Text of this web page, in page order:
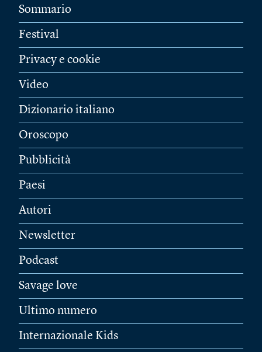
Sommario
Festival
Privacy e cookie
Video
Dizionario italiano
Oroscopo
Pubblicità
Paesi
Autori
Newsletter
Podcast
Savage love
Ultimo numero
Internazionale Kids